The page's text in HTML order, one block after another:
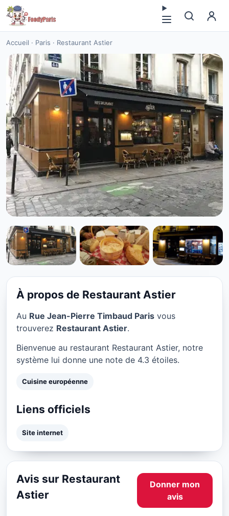
Accueil · Paris · Restaurant Astier
CUISINE EUROPÉENNE
Restaurant Astier à Paris
★ 4.3/5
À propos de Restaurant Astier
Au Rue Jean-Pierre Timbaud Paris vous
trouverez Restaurant Astier.
Bienvenue au restaurant Restaurant Astier, notre
système lui donne une note de 4.3 étoiles.
Cuisine européenne
Liens officiels
Site internet
Avis sur Restaurant
Astier
Donner mon
avis